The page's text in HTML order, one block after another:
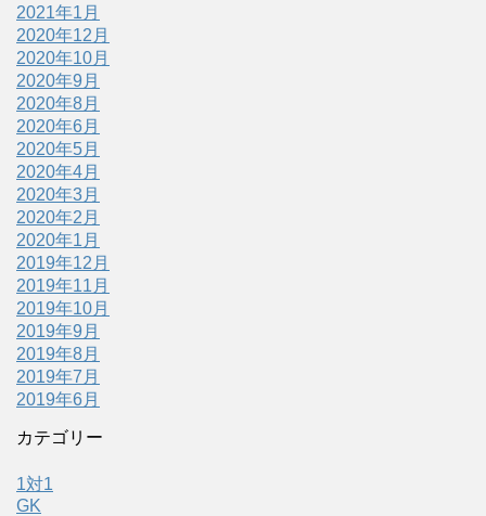
2021年1月
2020年12月
2020年10月
2020年9月
2020年8月
2020年6月
2020年5月
2020年4月
2020年3月
2020年2月
2020年1月
2019年12月
2019年11月
2019年10月
2019年9月
2019年8月
2019年7月
2019年6月
カテゴリー
1対1
GK